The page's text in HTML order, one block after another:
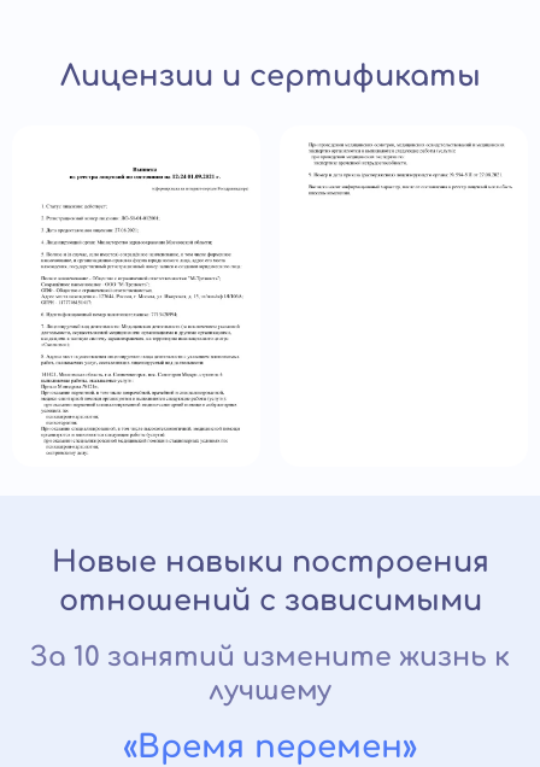
Лицензии и сертификаты
Новые навыки построения
отношений с зависимыми
За 10 занятий измените жизнь к
лучшему
«Время перемен»